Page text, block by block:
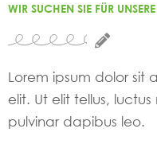
WIR SUCHEN SIE FÜR UNSERE
Lorem ipsum dolor sit
elit. Ut elit tellus,
pulvinar dapibus leo.